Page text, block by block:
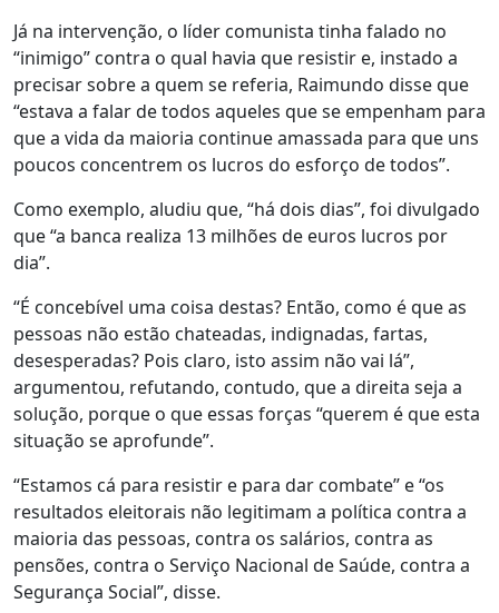
Já na intervenção, o líder comunista tinha falado no
“inimigo” contra o qual havia que resistir e, instado a
precisar sobre a quem se referia, Raimundo disse que
“estava a falar de todos aqueles que se empenham para
que a vida da maioria continue amassada para que uns
poucos concentrem os lucros do esforço de todos”.
Como exemplo, aludiu que, “há dois dias”, foi divulgado
que “a banca realiza 13 milhões de euros lucros por
dia”.
“É concebível uma coisa destas? Então, como é que as
pessoas não estão chateadas, indignadas, fartas,
desesperadas? Pois claro, isto assim não vai lá”,
argumentou, refutando, contudo, que a direita seja a
solução, porque o que essas forças “querem é que esta
situação se aprofunde”.
“Estamos cá para resistir e para dar combate” e “os
resultados eleitorais não legitimam a política contra a
maioria das pessoas, contra os salários, contra as
pensões, contra o Serviço Nacional de Saúde, contra a
Segurança Social”, disse.